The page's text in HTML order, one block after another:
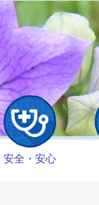
安全・安心